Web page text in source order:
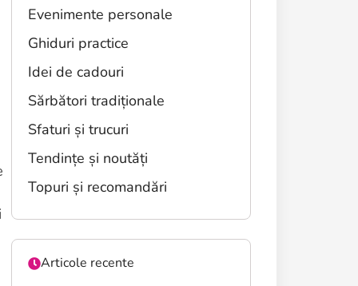
Evenimente personale
Ghiduri practice
Idei de cadouri
Sărbători tradiționale
Sfaturi și trucuri
Tendințe și noutăți
Topuri și recomandări
Articole recente